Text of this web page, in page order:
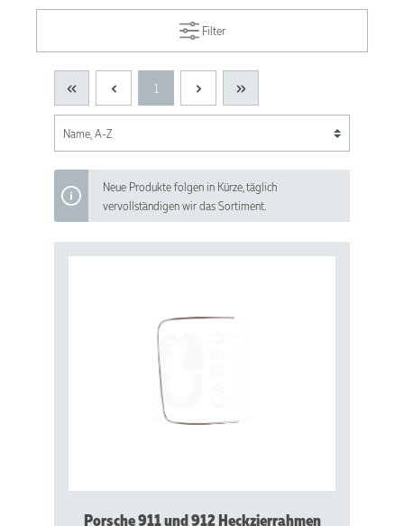
Filter
1
Neue Produkte folgen in Kürze, täglich
vervollständigen wir das Sortiment.
Porsche 911 und 912 Heckzierrahmen